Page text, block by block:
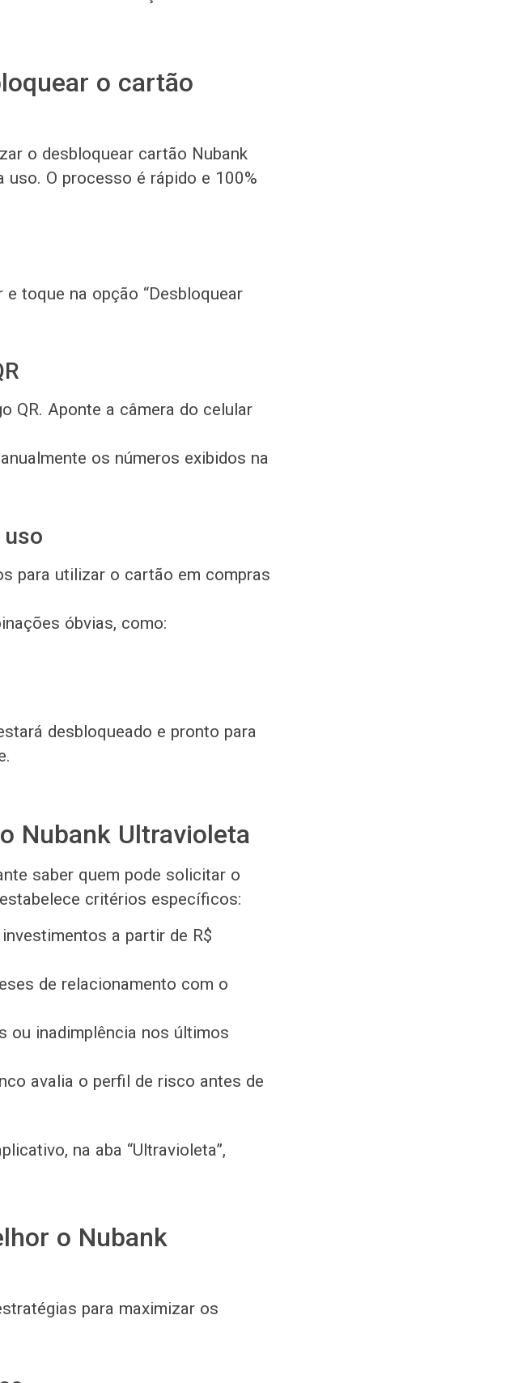
o cartão
o desbloquear cartão Nubank
uso. O processo é rápido e 100%
toque na opção “Desbloquear
QR. Aponte a câmera do celular
os números exibidos na
para utilizar o cartão em compras
óbvias, como:
desbloqueado e pronto para
Nubank Ultravioleta
saber quem pode solicitar o
critérios específicos:
a partir de R$
de relacionamento com o
ou inadimplência nos últimos
avalia o perfil de risco antes de
na aba “Ultravioleta”,
o Nubank
para maximizar os